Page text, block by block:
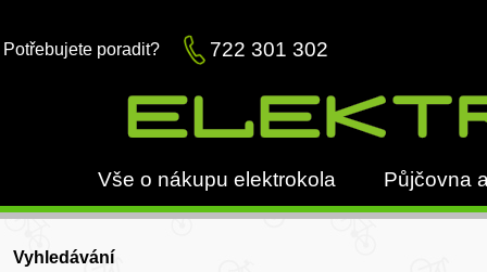
Potřebujete poradit? 722 301 302
Vše o nákupu elektrokola Půjčovna
Vyhledávání